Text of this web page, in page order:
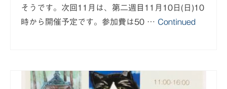
そうです。次回11月は、第二週目11月10日(日)10
時から開催予定です。参加費は50 … Continued